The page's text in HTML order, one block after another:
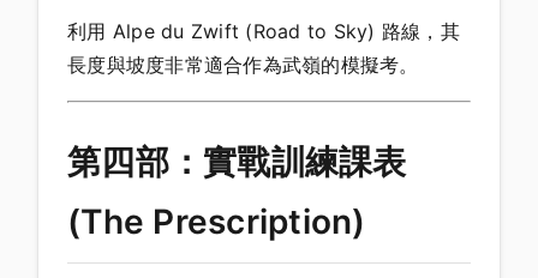
利用 Alpe du Zwift (Road to Sky) 路線，其
長度與坡度非常適合作為武嶺的模擬考。
第四部：實戰訓練課表
(The Prescription)